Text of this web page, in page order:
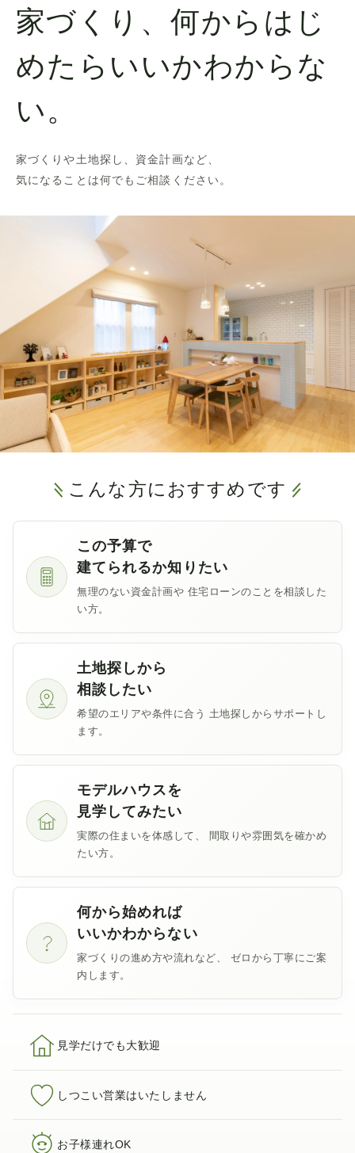
家づくり、何からはじ
めたらいいかわからな
い。
家づくりや土地探し、資金計画など、
気になることは何でもご相談ください。
こんな方におすすめです
この予算で
建てられるか知りたい
無理のない資金計画や 住宅ローンのことを相談した
い方。
土地探しから
相談したい
希望のエリアや条件に合う 土地探しからサポートし
ます。
モデルハウスを
見学してみたい
実際の住まいを体感して、
間取りや雰囲気を確かめ
たい方。
何から始めれば
いいかわからない
家づくりの進め方や流れなど、
ゼロから丁寧にご案
内します。
見学だけでも大歓迎
しつこい営業はいたしません
お子様連れOK